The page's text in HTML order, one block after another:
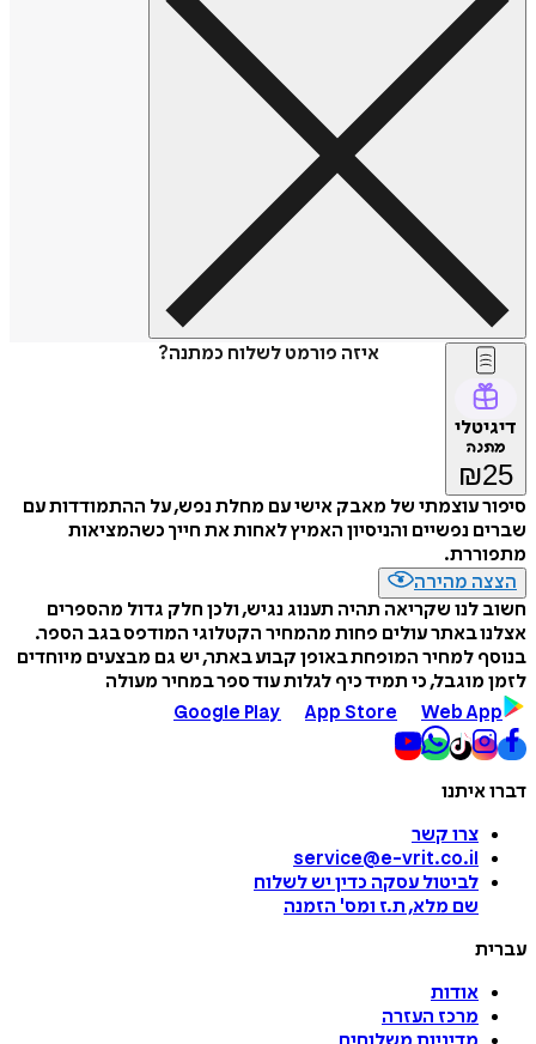
איזה פורמט לשלוח כמתנה?
דיגיטלי
מתנה
₪25
סיפור עוצמתי של מאבק אישי עם מחלת נפש, על ההתמודדות עם
שברים נפשיים והניסיון האמיץ לאחות את חייך כשהמציאות
מתפוררת.
הצצה מהירה
חשוב לנו שקריאה תהיה תענוג נגיש, ולכן חלק גדול מהספרים
אצלנו באתר עולים פחות מהמחיר הקטלוגי המודפס בגב הספר.
בנוסף למחיר המופחת באופן קבוע באתר, יש גם מבצעים מיוחדים
לזמן מוגבל, כי תמיד כיף לגלות עוד ספר במחיר מעולה
Google Play
App Store Web App
דברו איתנו
צרו קשר
service@e-vrit.co.il
לביטול עסקה כדין יש לשלוח
שם מלא, ת.ז ומס' הזמנה
עברית
אודות
מרכז העזרה